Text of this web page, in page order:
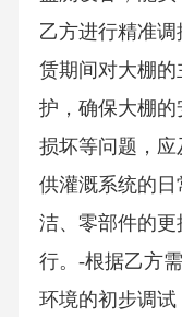
乙方进行精准
赁期间对大棚
护，确保大棚
损坏等问题，
供灌溉系统的
洁、零部件的
行。-根据乙方
环境的初步调试